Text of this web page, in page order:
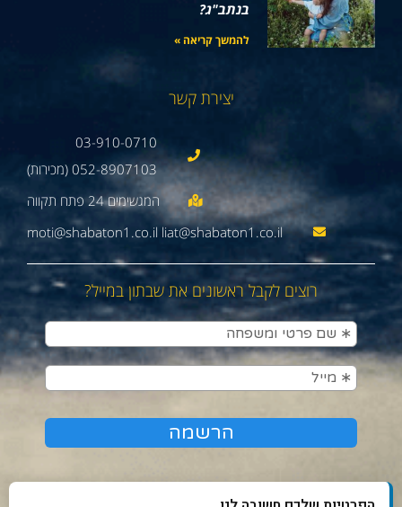
בנתב"ג?
להמשך קריאה »
יצירת קשר
03-910-0710
052-8907103 (מכירות)
moti@shabaton1.co.il liat@shabaton1.co.il
רוצים לקבל ראשונים את שבתון במייל?